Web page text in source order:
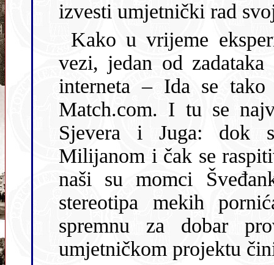
Kako u vrijeme eksperimenta ni
vezi, jedan od zadataka bila je
interneta – Ida se
Match.com. I tu se
Sjevera i Juga: dok su Šveđani uljudno razgovarali s
Milijanom i čak se raspitivali o njezinu
naši su momci Šveđanku
stereotipa mekih
spremnu za dobar provod. I naravno, njezina priča o